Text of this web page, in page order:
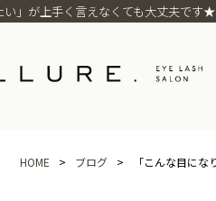
い」が上手く言えなくても大丈夫で
HOME > ブログ > 「こんな目に